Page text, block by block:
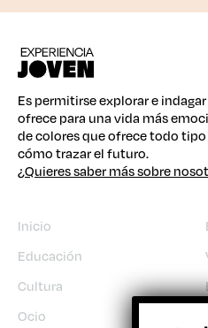
Es permitirse explorar e
ofrece para una vida más
de colores que ofrece todo
cómo trazar el futuro.
¿Quieres saber más sobre
Inicio
Educación
Cultura
Ocio